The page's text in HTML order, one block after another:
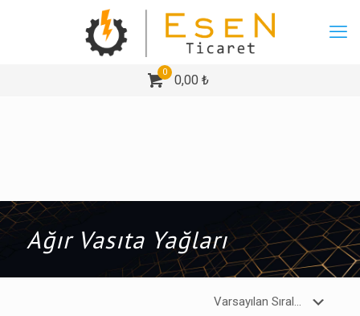
0
0,00 ₺
Ağır Vasıta Yağları